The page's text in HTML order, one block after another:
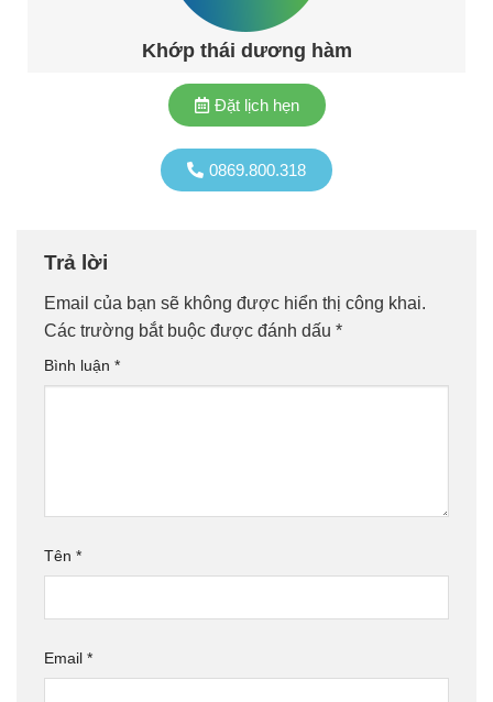
Khớp thái dương hàm
0869.800.318
Đặt lịch hẹn
Trả lời
Email của bạn sẽ không được hiển thị công khai.
Các trường bắt buộc được đánh dấu *
Bình luận *
Tên *
Email *